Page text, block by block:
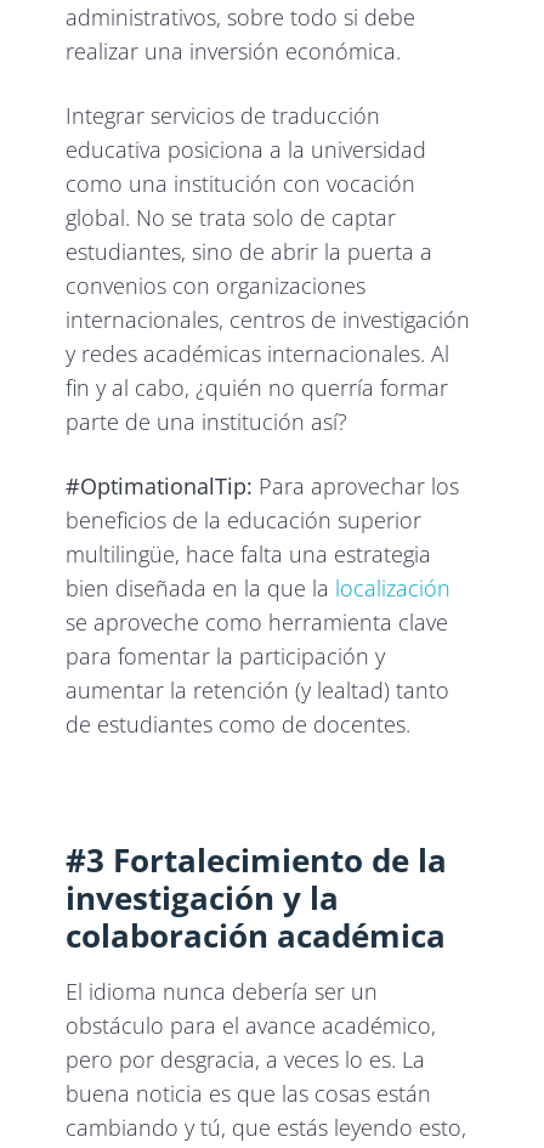
administrativos, sobre todo si debe
realizar una inversión económica.
Integrar servicios de traducción
educativa posiciona a la universidad
como una institución con vocación
global. No se trata solo de captar
estudiantes, sino de abrir la puerta a
convenios con organizaciones
internacionales, centros de investigación
y redes académicas internacionales. Al
fin y al cabo, ¿quién no querría formar
parte de una institución así?
#OptimationalTip: Para aprovechar los
beneficios de la educación superior
multilingüe, hace falta una estrategia
bien diseñada en la que la localización
se aproveche como herramienta clave
para fomentar la participación y
aumentar la retención (y lealtad) tanto
de estudiantes como de docentes.
#3 Fortalecimiento de la
investigación y la
colaboración académica
El idioma nunca debería ser un
obstáculo para el avance académico,
pero por desgracia, a veces lo es. La
buena noticia es que las cosas están
cambiando y tú, que estás leyendo esto,